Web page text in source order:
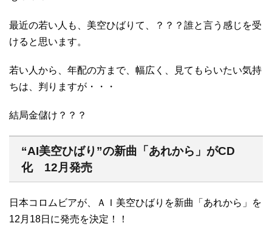
最近の若い人も、美空ひばりて、？？？誰と言う感じを受
けると思います。
若い人から、年配の方まで、幅広く、見てもらいたい気持
ちは、判りますが・・・
結局金儲け？？？
“AI美空ひばり”の新曲「あれから」がCD
化 12月発売
日本コロムビアが、ＡＩ美空ひばりを新曲「あれから」を
12月18日に発売を決定！！